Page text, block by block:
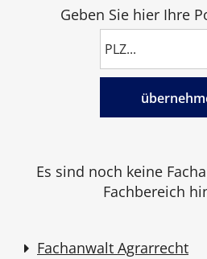
Geben Sie hier Ihre
Es sind noch keine
Fachbereich
Fachanwalt Agrarrecht